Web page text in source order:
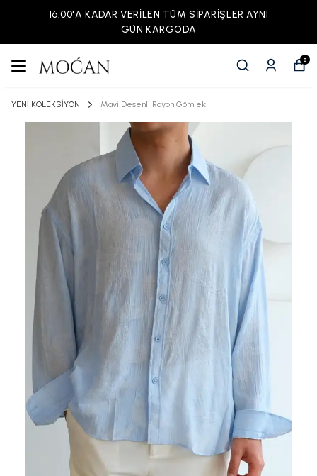
16:00'A KADAR VERİLEN TÜM SİPARİŞLER AYNI
GÜN KARGODA
0
YENİ KOLEKSİYON Mavi Desenli Rayon Gömlek